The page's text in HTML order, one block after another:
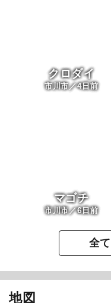
クロダイ
市川市／4日前
マゴチ
市川市／6日前
全
地図